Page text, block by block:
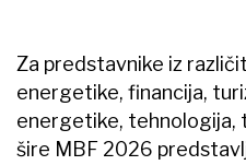
Za predstavnike iz
energetike, financija,
energetike, tehnologija,
šire MBF 2026